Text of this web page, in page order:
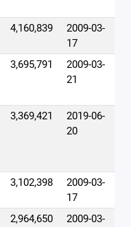
4,160,839
2009-03-
17
3,695,791
2009-03-
21
3,369,421
2019-06-
20
3,102,398
2009-03-
17
2,964,650
2009-03-